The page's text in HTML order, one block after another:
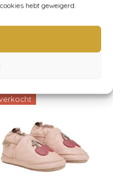
hebt geweigerd.